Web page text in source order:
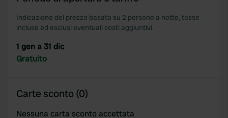
Indicazione del prezzo basata su 2 persone a notte, tasse
incluse ed esclusi eventuali costi aggiuntivi.
1 gen a 31 dic
Gratuito
Carte sconto (0)
Nessuna carta sconto accettata